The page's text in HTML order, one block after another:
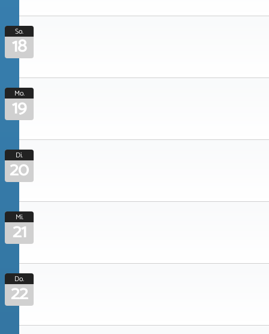
So.
18
Mo.
19
Di.
20
Mi.
21
Do.
22